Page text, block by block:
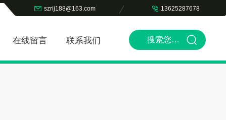
szrij188@163.com 13625287678
在线留言 联系我们